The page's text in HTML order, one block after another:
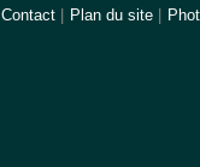
Contact | Plan du site |